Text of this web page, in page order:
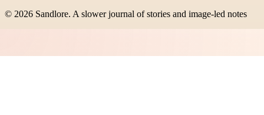
© 2026 Sandlore. A slower journal of stories and image-led notes